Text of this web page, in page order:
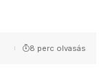
8 perc olvasás